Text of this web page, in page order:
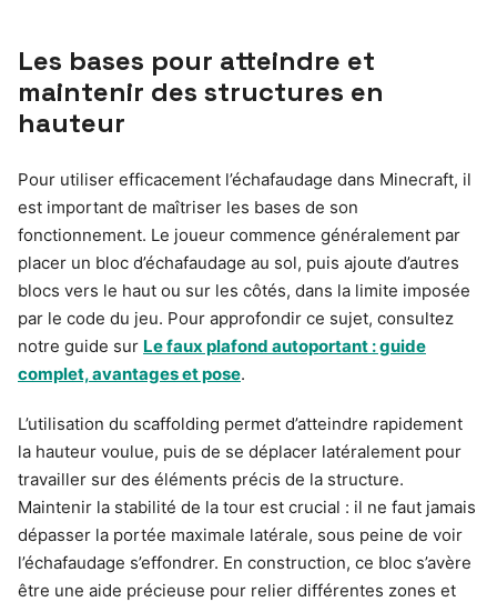
Les bases pour atteindre et
maintenir des structures en
hauteur
Pour utiliser efficacement l’échafaudage dans Minecraft, il
est important de maîtriser les bases de son
fonctionnement. Le joueur commence généralement par
placer un bloc d’échafaudage au sol, puis ajoute d’autres
blocs vers le haut ou sur les côtés, dans la limite imposée
par le code du jeu. Pour approfondir ce sujet, consultez
notre guide sur Le faux plafond autoportant : guide
complet, avantages et pose.
L’utilisation du scaffolding permet d’atteindre rapidement
la hauteur voulue, puis de se déplacer latéralement pour
travailler sur des éléments précis de la structure.
Maintenir la stabilité de la tour est crucial : il ne faut jamais
dépasser la portée maximale latérale, sous peine de voir
l’échafaudage s’effondrer. En construction, ce bloc s’avère
être une aide précieuse pour relier différentes zones et